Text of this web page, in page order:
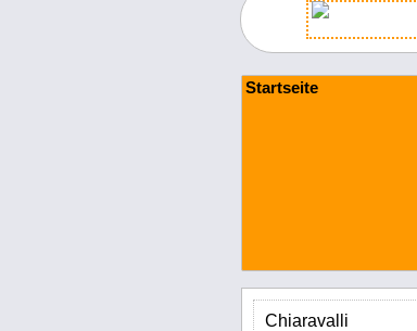
Startseite
Chiaravalli